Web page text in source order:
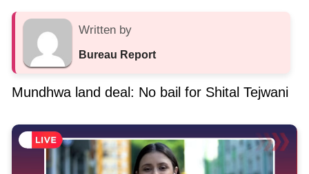
Written by
Bureau Report
Mundhwa land deal: No bail for Shital Tejwani